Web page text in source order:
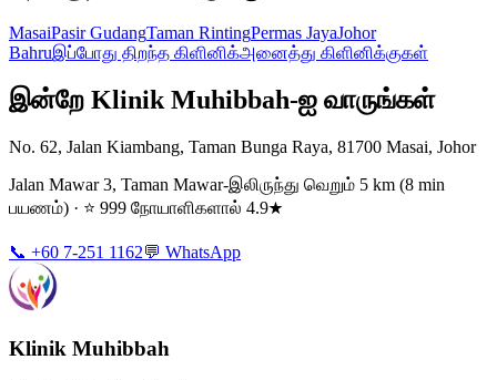
MasaiPasir GudangTaman RintingPermas JayaJohor
Bahruஇப்போது திறந்த கிளினிக்அனைத்து கிளினிக்குகள்
இன்றே Klinik Muhibbah-ஐ வாருங்கள்
No. 62, Jalan Kiambang, Taman Bunga Raya, 81700 Masai, Johor
Jalan Mawar 3, Taman Mawar-இலிருந்து வெறும் 5 km (8 min
பயணம்) · ⭐ 999 நோயாளிகளால் 4.9★
📞 +60 7-251 1162💬 WhatsApp
Klinik Muhibbah